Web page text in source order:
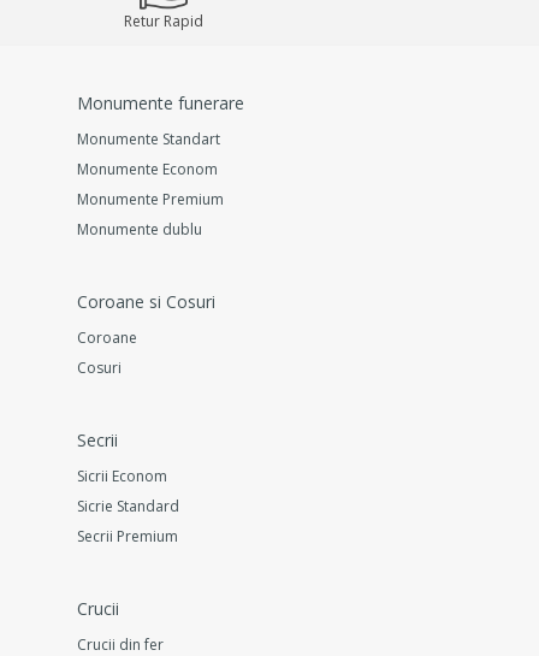
Retur Rapid
Monumente funerare
Monumente Standart
Monumente Econom
Monumente Premium
Monumente dublu
Coroane si Cosuri
Coroane
Cosuri
Secrii
Sicrii Econom
Sicrie Standard
Secrii Premium
Crucii
Crucii din fer